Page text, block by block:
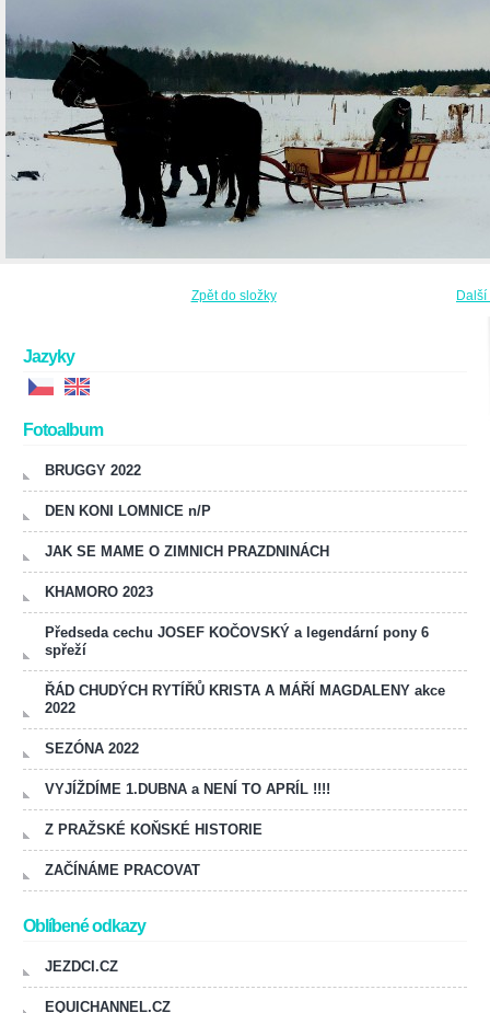
Zpět do složky
Jazyky
Fotoalbum
BRUGGY 2022
DEN KONI LOMNICE n/P
JAK SE MAME O ZIMNICH PRAZDNINÁCH
KHAMORO 2023
Předseda cechu JOSEF KOČOVSKÝ a legendární pony 6
spřeží
ŘÁD CHUDÝCH RYTÍŘŮ KRISTA A MÁŘÍ MAGDALENY akce
2022
SEZÓNA 2022
VYJÍŽDÍME 1.DUBNA a NENÍ TO APRÍL !!!!
Z PRAŽSKÉ KOŇSKÉ HISTORIE
ZAČÍNÁME PRACOVAT
Oblíbené odkazy
JEZDCI.CZ
EQUICHANNEL.CZ